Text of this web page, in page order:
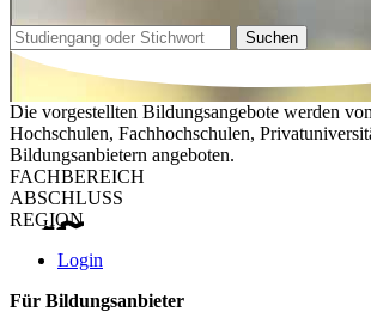
Suchen
Die vorgestellten Bildungsangebote werden
Hochschulen, Fachhochschulen,
Bildungsanbietern angeboten.
FACHBEREICH
ABSCHLUSS
REGION
Login
Für Bildungsanbieter